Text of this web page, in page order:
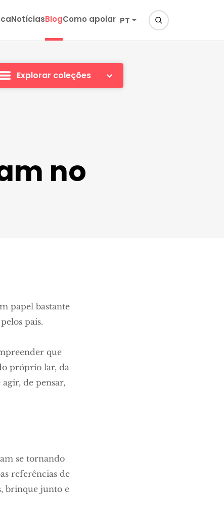
NotíciasBlogComo apoiar PT
Explorar coleções
no
papel bastante
pais.
que
próprio lar, da
de pensar,
se tornando
referências de
brinque junto e